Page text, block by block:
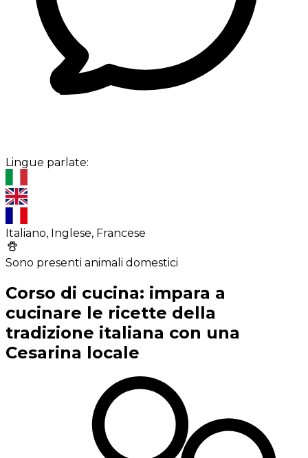
Lingue parlate:
Italiano, Inglese, Francese
Sono presenti animali domestici
Corso di cucina: impara a
cucinare le ricette della
tradizione italiana con una
Cesarina locale